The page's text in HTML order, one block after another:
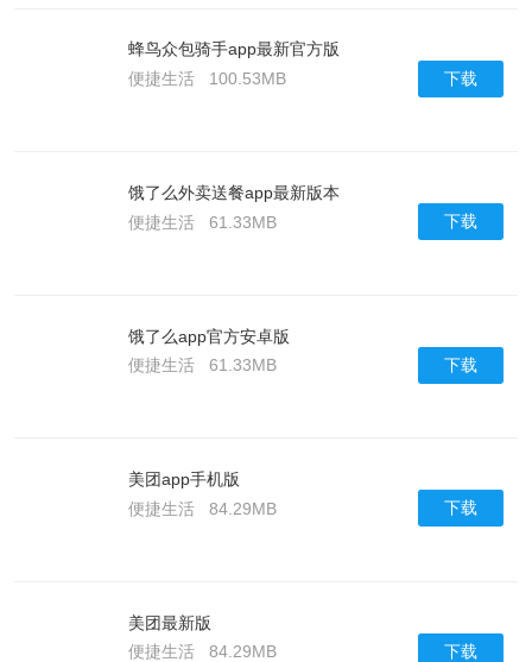
蜂鸟众包骑手app最新官方版
便捷生活
100.53MB 下载
饿了么外卖送餐app最新版本
便捷生活
61.33MB 下载
饿了么app官方安卓版
便捷生活
61.33MB 下载
美团app手机版
便捷生活
84.29MB 下载
美团最新版
便捷生活
84.29MB 下载